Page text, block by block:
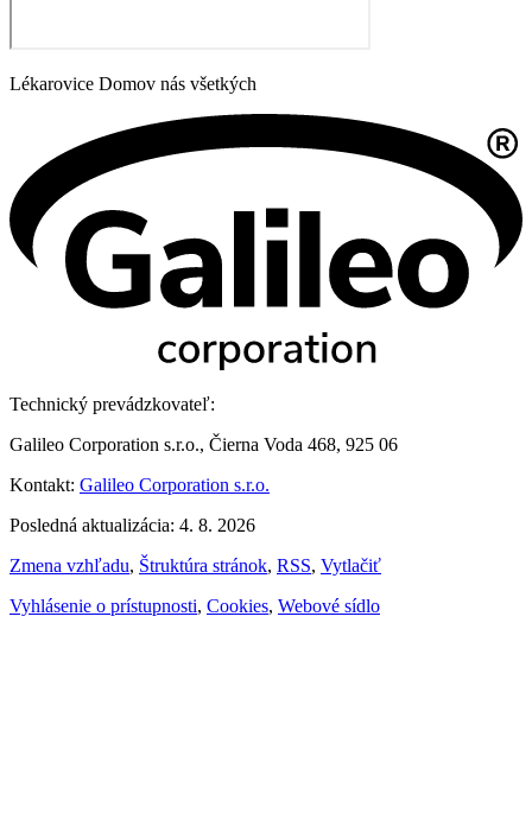
Lékarovice Domov nás všetkých
Technický prevádzkovateľ:
Galileo Corporation s.r.o., Čierna Voda 468, 925 06
Kontakt: Galileo Corporation s.r.o.
Posledná aktualizácia: 4. 8. 2026
Zmena vzhľadu, Štruktúra stránok, RSS, Vytlačiť
Vyhlásenie o prístupnosti, Cookies, Webové sídlo